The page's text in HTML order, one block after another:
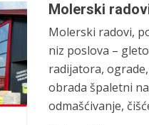
Molerski
Molerski radovi,
niz poslova –
radijatora,
obrada špaletni
odmašćivanje,